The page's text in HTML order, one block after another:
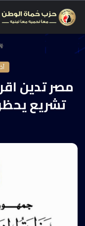
مصر تدين
تشريع